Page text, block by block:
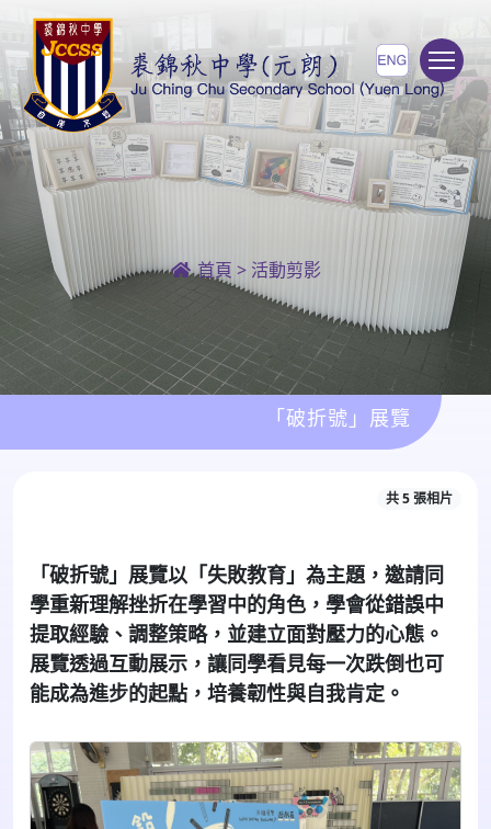
首頁 > 活動剪影
「破折號」展覽
共 5 張相片
「破折號」展覽以「失敗教育」為主題，邀請同
學重新理解挫折在學習中的角色，學會從錯誤中
提取經驗、調整策略，並建立面對壓力的心態。
展覽透過互動展示，讓同學看見每一次跌倒也可
能成為進步的起點，培養韌性與自我肯定。